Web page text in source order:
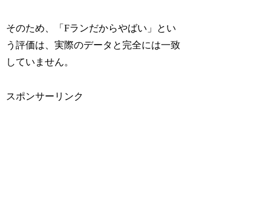
そのため、「Fランだからやばい」とい
う評価は、実際のデータと完全には一致
していません。
スポンサーリンク